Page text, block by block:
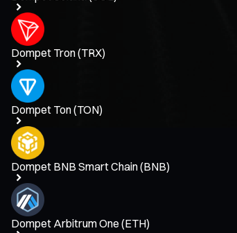
Dompet Tron (TRX)
Dompet Ton (TON)
Dompet BNB Smart Chain (BNB)
Dompet Arbitrum One (ETH)